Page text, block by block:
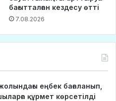
бағытталған кездесу өтті
7.08.2026
жолындағы еңбек бағаланып,
құрмет көрсетілді